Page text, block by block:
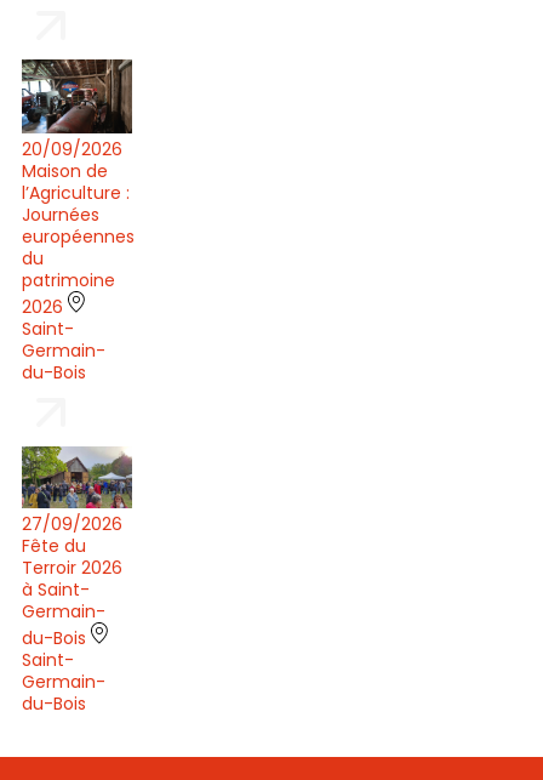
20/09/2026
Maison de
l’Agriculture :
Journées
européennes
du
patrimoine
2026
Saint-
Germain-
du-Bois
27/09/2026
Fête du
Terroir 2026
à Saint-
Germain-
du-Bois
Saint-
Germain-
du-Bois